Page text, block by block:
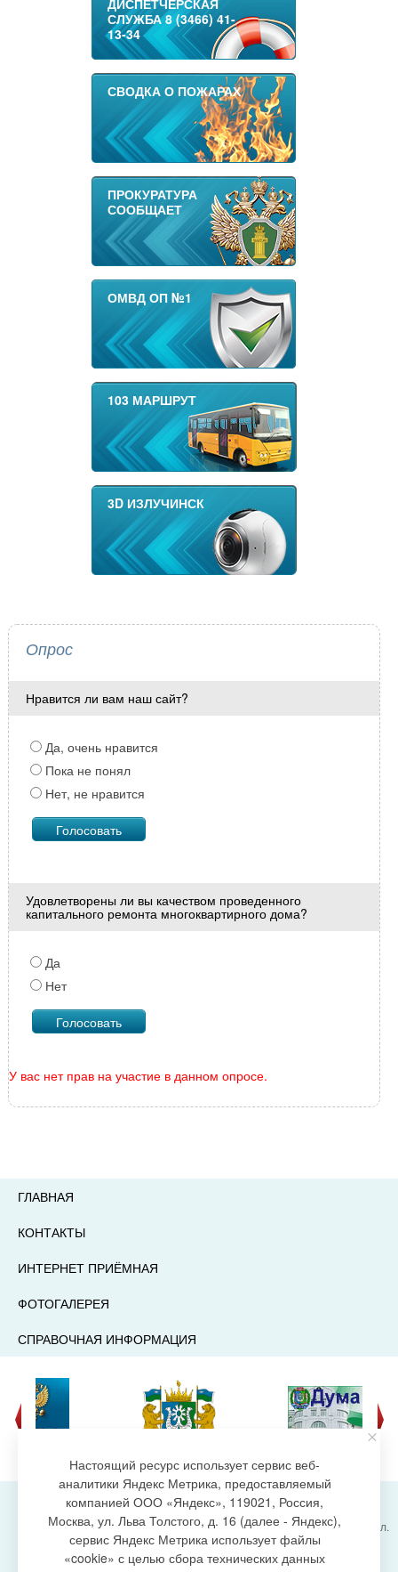
ДИСПЕТЧЕРСКАЯ
СЛУЖБА 8 (3466) 41-
13-34
СВОДКА О ПОЖАРАХ
ПРОКУРАТУРА
СООБЩАЕТ
ОМВД ОП №1
103 МАРШРУТ
3D ИЗЛУЧИНСК
Опрос
Нравится ли вам наш сайт?
Да, очень нравится
Пока не понял
Нет, не нравится
Удовлетворены ли вы качеством проведенного
капитального ремонта многоквартирного дома?
Да
Нет
У вас нет прав на участие в данном опросе.
ГЛАВНАЯ
КОНТАКТЫ
ИНТЕРНЕТ ПРИЁМНАЯ
ФОТОГАЛЕРЕЯ
СПРАВОЧНАЯ ИНФОРМАЦИЯ
создание сайта
Администрация городского поселения Излучинск, ул.
Энергетиков, 6, пгт. Излучинск, Нижневартовский
район,
Настоящий ресурс использует сервис веб-
аналитики Яндекс Метрика, предоставляемый
компанией ООО «Яндекс», 119021, Россия,
Москва, ул. Льва Толстого, д. 16 (далее - Яндекс),
сервис Яндекс Метрика использует файлы
«cookie» с целью сбора технических данных